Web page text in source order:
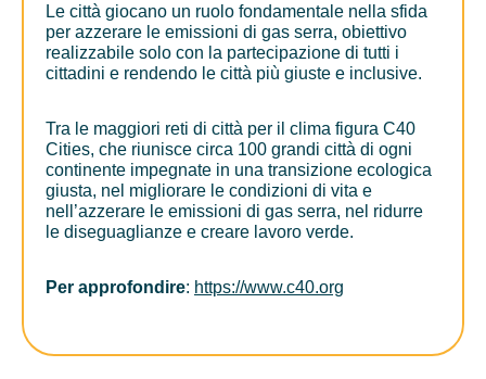
Le città giocano un ruolo fondamentale nella sfida
per azzerare le emissioni di gas serra, obiettivo
realizzabile solo con la partecipazione di tutti i
cittadini e rendendo le città più giuste e inclusive.
Tra le maggiori reti di città per il clima figura C40
Cities, che riunisce circa 100 grandi città di ogni
continente impegnate in una transizione ecologica
giusta, nel migliorare le condizioni di vita e
nell’azzerare le emissioni di gas serra, nel ridurre
le diseguaglianze e creare lavoro verde.
Per approfondire: https://www.c40.org